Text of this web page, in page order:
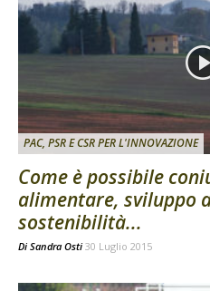
PAC, PSR E CSR PER L'INNOVAZIONE
Come è possibile
alimentare, sviluppo
sostenibilità...
Di Sandra Osti 30 Luglio 2015